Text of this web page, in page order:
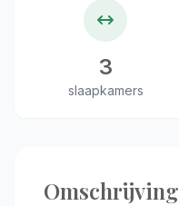
3
slaapkamers
Omschrijving